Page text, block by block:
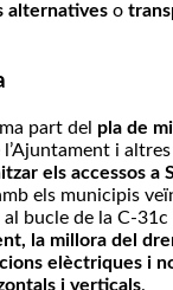
alternatives o
part del pla de
l’Ajuntament i
els accessos a
els municipis
al bucle de la C-
la millora del
elèctriques i
i verticals.